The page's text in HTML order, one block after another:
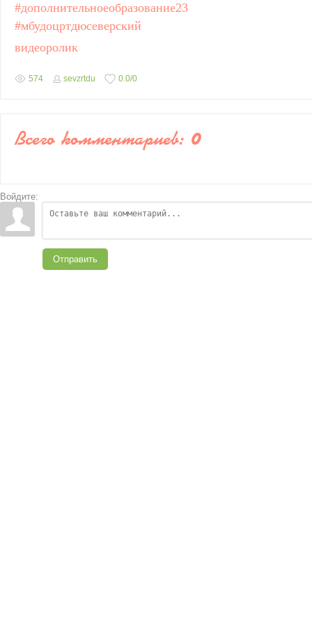
#дополнительноеобразование23
#мбудоцртдюсеверский
видеоролик
574 sevzrtdu 0.0/0
Всего комментариев: 0
Войдите:
Отправить